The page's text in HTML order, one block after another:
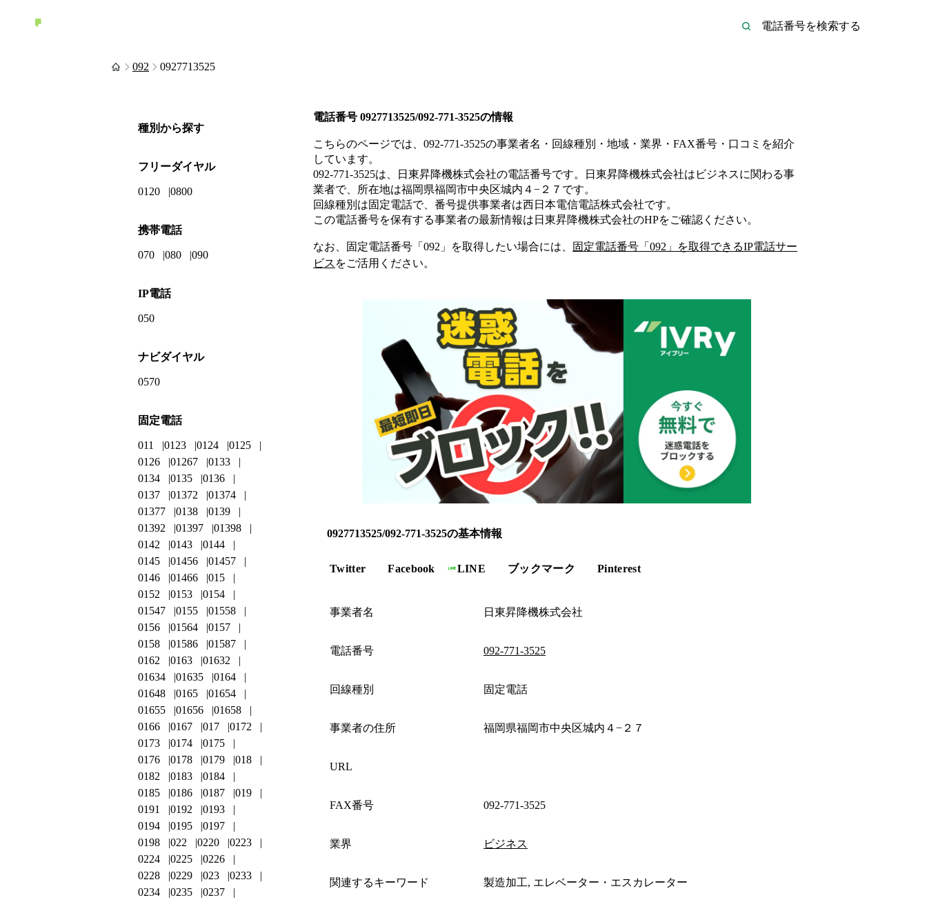
092 0927713525
電話番号 0927713525/092-771-3525の情報
こちらのページでは、 092-771-3525の事業者名・回線種別・地域・業界・FAX番号・口コミを紹介
しています。
092-771-3525は、 日東昇降機株式会社の電話番号です。 日東昇降機株式会社は ビジネスに関わる事
業者で、所在地は福岡県福岡市中央区城内４−２７ です。
回線種別は固定電話で、番号提供事業者は西日本電信電話株式会社です。
この電話番号を保有する事業者の最新情報は 日東昇降機株式会社のHPをご確認ください。
なお、固定電話番号「 092 」を取得したい場合には、 固定電話番号「 092 」を取得できるIP電話サー
ビス をご活用ください。
0927713525/092-771-3525の基本情報
Twitter Facebook LINE ブックマーク Pinterest
事業者名 日東昇降機株式会社
電話番号 092-771-3525
回線種別 固定電話
事業者の住所 福岡県福岡市中央区城内４−２７
URL
FAX番号 092-771-3525
業界 ビジネス
関連するキーワード 製造加工, エレベーター・エスカレーター
種別から探す
フリーダイヤル
0120 0800
携帯電話
070 080 090
IP電話
050
ナビダイヤル
0570
固定電話
011 0123 0124
0125
0126
01267
0133
0134
0135
0136
0137
01372
01374
01377
0138
0139
01392
01397
01398
0142
0143
0144
0145
01456
01457
0146
01466
015
0152
0153
0154
01547
0155
01558
0156
01564
0157
0158
01586
01587
0162
0163
01632
01634
01635
0164
01648
0165
01654
01655
01656
01658
0166
0167 017
0172
0173
0174
0175
0176
0178 0179
018
0182
0183
0184
0185
0186 0187
019
0191
0192
0193
0194
0195
0197
0198
022 0220
0223
0224
0225
0226
0228
0229 023
0233
0234
0235
0237